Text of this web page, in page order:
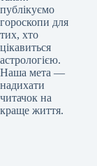
публікуємо
гороскопи для
тих, хто
цікавиться
астрологією.
Наша мета —
надихати
читачок на
краще життя.